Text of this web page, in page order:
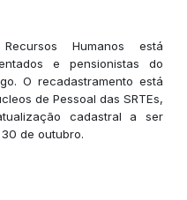
Humanos está
e pensionistas do
O recadastramento está
de Pessoal das SRTEs,
cadastral a ser
de outubro.